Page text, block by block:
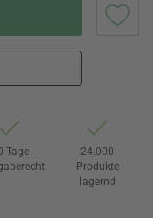
Tage
24.000
Produkte
lagernd